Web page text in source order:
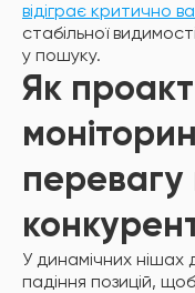
відіграє критично
стабільної
у пошуку.
Як
перевагу
У динамічних нішах
падіння позицій,